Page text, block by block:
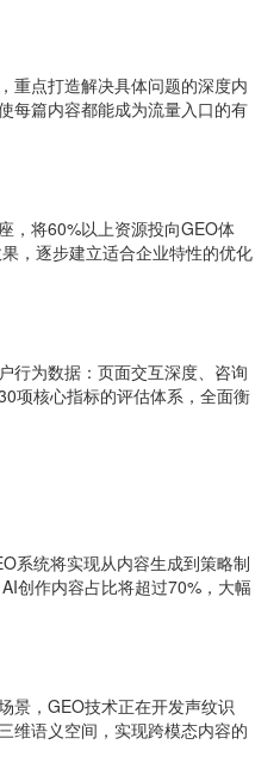
重点打造解决具体问题的深度内
每篇内容都能成为流量入口的有
，将60%以上资源投向GEO体
，逐步建立适合企业特性的优化
行为数据：页面交互深度、咨询
项核心指标的评估体系，全面衡
系统将实现从内容生成到策略制
创作内容占比将超过70%，大幅
景，GEO技术正在开发声纹识
维语义空间，实现跨模态内容的